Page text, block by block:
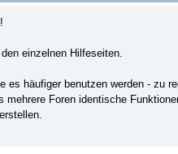
einzelnen Hilfeseiten.
häufiger benutzen werden - zu
Foren identische